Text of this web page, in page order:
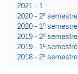
2021 - 1
2020 - 2º semestre
2020 - 1º semestre
2019 - 2º semestre
2019 - 1º semestre
2018 - 2º semestre